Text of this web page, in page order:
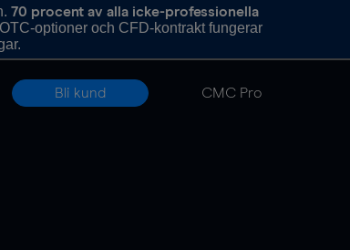
70 procent av alla icke-professionella
optioner och CFD-kontrakt fungerar
Bli kund CMC Pro